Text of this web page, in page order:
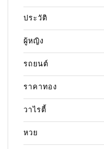
ประวัติ
ผู้หญิง
รถยนต์
ราคาทอง
วาไรตี้
หวย